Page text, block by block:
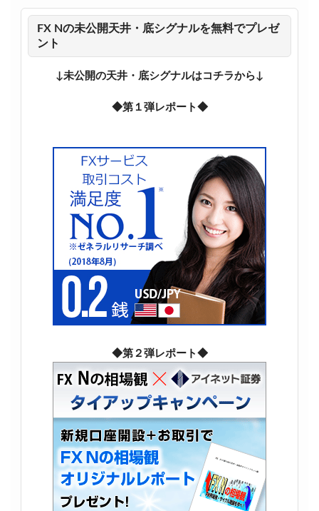
FX Nの未公開天井・底シグナルを無料でプレゼ
ント
↓未公開の天井・底シグナルはコチラから↓
◆第１弾レポート◆
◆第２弾レポート◆